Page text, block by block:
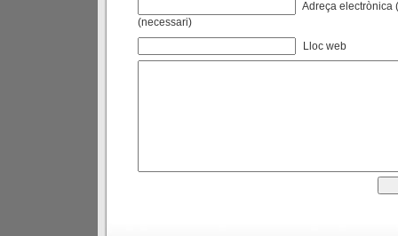
Adreça electrònica
(necessari)
Lloc web